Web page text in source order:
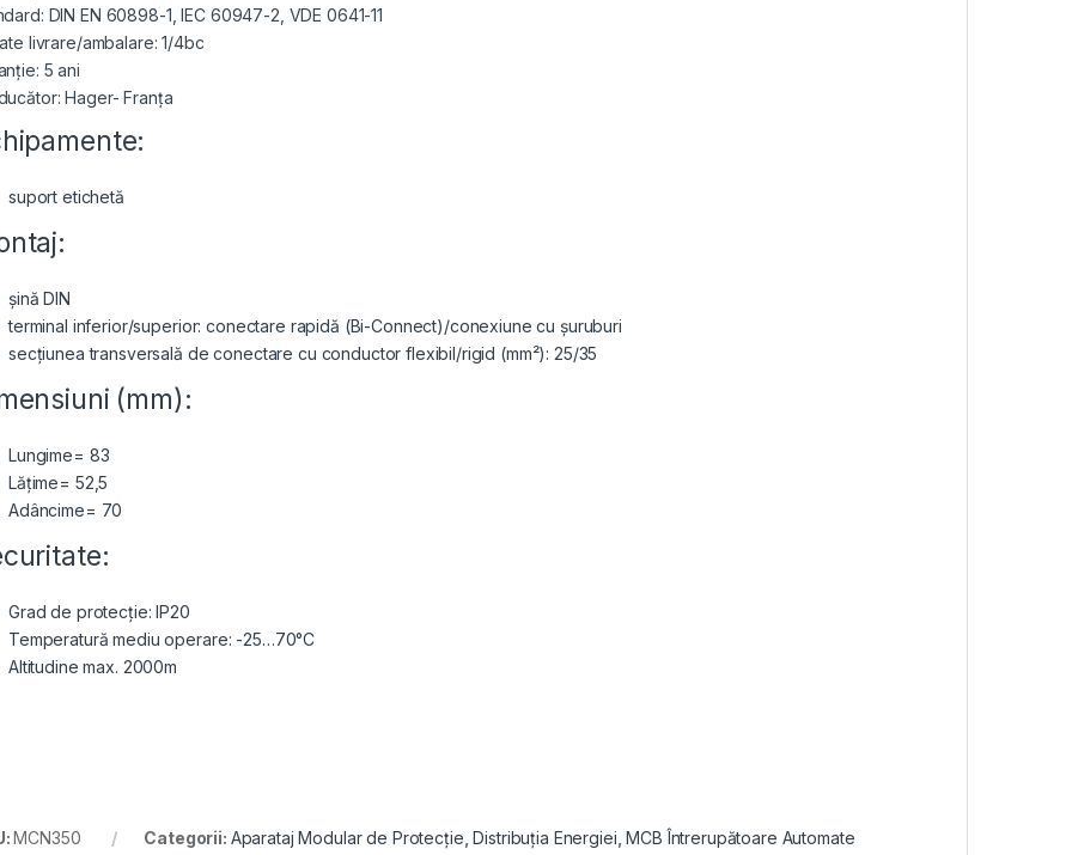
DIN EN 60898-1, IEC 60947-2, VDE 0641-11
livrare/ambalare: 1/4bc
5 ani
Hager- Franța
suport etichetă
șină DIN
terminal inferior/superior: conectare rapidă (Bi-Connect)/conexiune cu șuruburi
secțiunea transversală de conectare cu conductor flexibil/rigid (mm²): 25/35
(mm):
Lungime= 83
Lățime= 52,5
Adâncime= 70
Grad de protecție: IP20
Temperatură mediu operare: -25…70°C
Altitudine max. 2000m
MCN350 Categorii: Aparataj Modular de Protecție,Distribuția Energiei,MCB Întrerupătoare Automate